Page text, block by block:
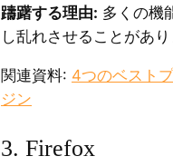
躊躇する理由: 多くの機
し乱れさせることがあり
関連資料: 4つのベスト
ジン
3. Firefox